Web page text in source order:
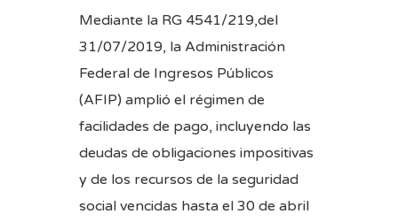
Mediante la RG 4541/219,del
31/07/2019, la Administración
Federal de Ingresos Públicos
(AFIP) amplió el régimen de
facilidades de pago, incluyendo las
deudas de obligaciones impositivas
y de los recursos de la seguridad
social vencidas hasta el 30 de abril